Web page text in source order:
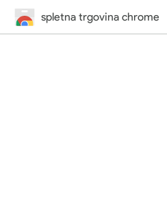
spletna trgovina chrome